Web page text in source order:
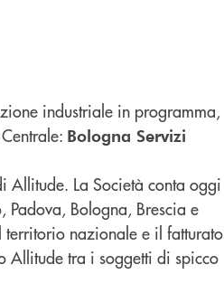
industriale in programma,
Bologna Servizi
Allitude. La Società conta oggi
Padova, Bologna, Brescia e
nazionale e il fatturato
Allitude tra i soggetti di spicco